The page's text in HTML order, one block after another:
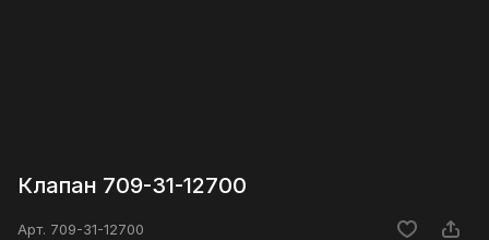
Клапан 709-31-12700
Арт. 709-31-12700